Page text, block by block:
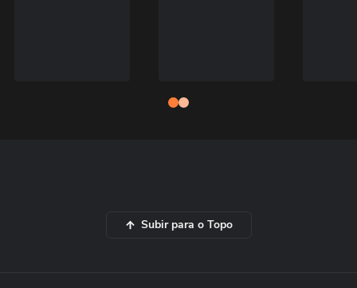
Subir para o Topo